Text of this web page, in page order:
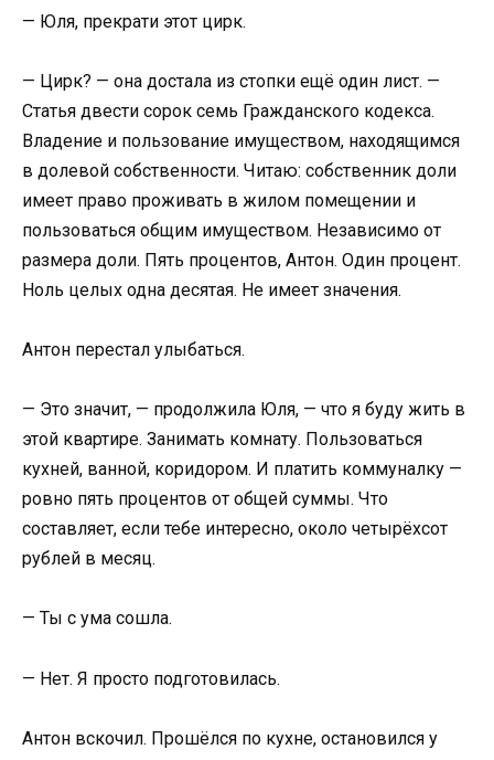
— Юля, прекрати этот цирк.
— Цирк? — она достала из стопки ещё один лист. —
Статья двести сорок семь Гражданского кодекса.
Владение и пользование имуществом, находящимся
в долевой собственности. Читаю: собственник доли
имеет право проживать в жилом помещении и
пользоваться общим имуществом. Независимо от
размера доли. Пять процентов, Антон. Один процент.
Ноль целых одна десятая. Не имеет значения.
Антон перестал улыбаться.
— Это значит, — продолжила Юля, — что я буду жить в
этой квартире. Занимать комнату. Пользоваться
кухней, ванной, коридором. И платить коммуналку —
ровно пять процентов от общей суммы. Что
составляет, если тебе интересно, около четырёхсот
рублей в месяц.
— Ты с ума сошла.
— Нет. Я просто подготовилась.
Антон вскочил. Прошёлся по кухне, остановился у